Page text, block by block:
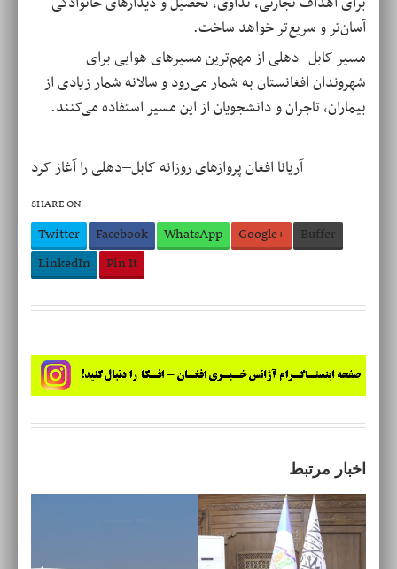
آسان‌تر و سریع‌تر خواهد ساخت.
مسیر کابل–دهلی از مهم‌ترین مسیرهای هوایی برای
شهروندان افغانستان به شمار می‌رود و سالانه شمار زیادی از
بیماران، تاجران و دانشجویان از این مسیر استفاده می‌کنند.
آریانا افغان پروازهای روزانه کابل–دهلی را آغاز کرد
SHARE ON
Twitter Facebook WhatsApp Google+
Buffer
LinkedIn
Pin It
اخبار مرتبط